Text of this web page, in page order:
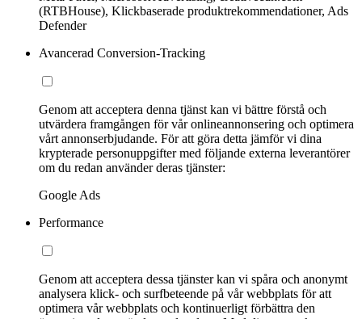
(RTBHouse), Klickbaserade produktrekommendationer, Ads
Defender
Avancerad Conversion-Tracking
Genom att acceptera denna tjänst kan vi bättre förstå och
utvärdera framgången för vår onlineannonsering och optimera
vårt annonserbjudande. För att göra detta jämför vi dina
krypterade personuppgifter med följande externa leverantörer
om du redan använder deras tjänster:
Google Ads
Performance
Genom att acceptera dessa tjänster kan vi spåra och anonymt
analysera klick- och surfbeteende på vår webbplats för att
optimera vår webbplats och kontinuerligt förbättra den